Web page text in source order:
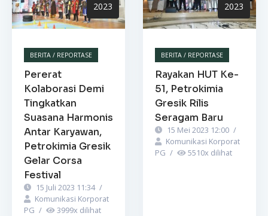
2023
BERITA / REPORTASE
Pererat
Kolaborasi Demi
Tingkatkan
Suasana Harmonis
Antar Karyawan,
Petrokimia Gresik
Gelar Corsa
Festival
15 Juli 2023 11:34 /
Komunikasi Korporat
PG / 3999x dilihat
2023
BERITA / REPORTASE
Rayakan HUT Ke-
51, Petrokimia
Gresik Rilis
Seragam Baru
15 Mei 2023 12:00 /
Komunikasi Korporat
PG / 5510x dilihat